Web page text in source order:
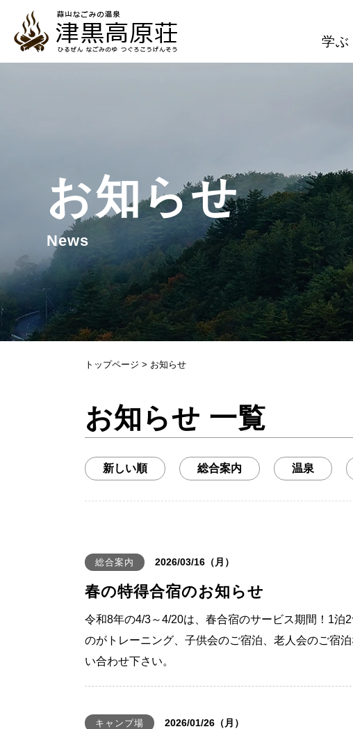
学ぶ
お知らせ
News
トップページ > お知らせ
お知らせ 一覧
新しい順 総合案内 温泉
総合案内 2026/03/16（月）
春の特得合宿のお知らせ
令和8年の4/3～4/20は、春合宿のサービス期間！1
のがトレーニング、子供会のご宿泊、老人会のご宿
い合わせ下さい。
キャンプ場 2026/01/26（月）